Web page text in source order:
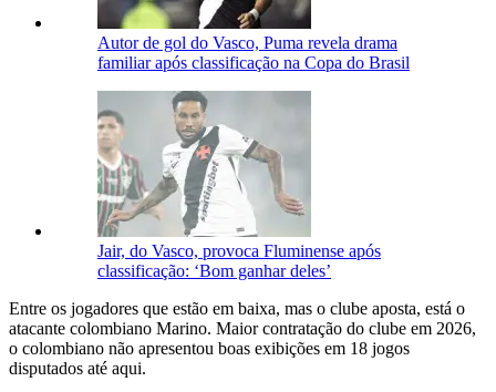
Autor de gol do Vasco, Puma revela drama
familiar após classificação na Copa do Brasil
Jair, do Vasco, provoca Fluminense após
classificação: ‘Bom ganhar deles’
Entre os jogadores que estão em baixa, mas o clube aposta, está o
atacante colombiano Marino. Maior contratação do clube em 2026,
o colombiano não apresentou boas exibições em 18 jogos
disputados até aqui.